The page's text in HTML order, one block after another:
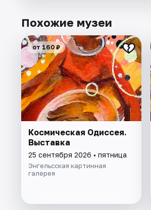
Похожие музеи
от 160 ₽
Космическая Одиссея.
Выставка
25 сентября 2026 • пятница
Энгельсская картинная
галерея